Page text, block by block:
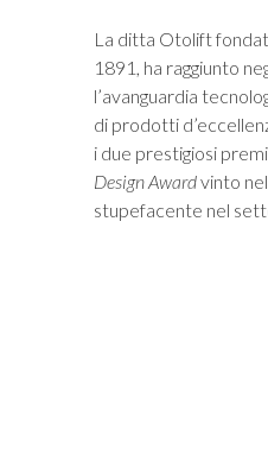
La ditta Otolift
1891, ha raggiunto
l’avanguardia
di prodotti
i due prestigiosi
Design Awardvinto
stupefacente nel